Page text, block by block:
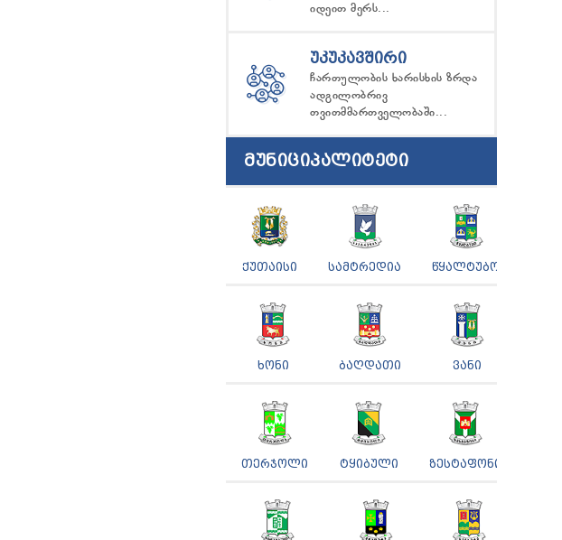
იდეით მერს...
ᲣᲙᲣᲙᲐᲕᲨᲘᲠᲘ
ჩართულობის ხარისხის ზრდა
ადგილობრივ
თვითმმართველობაში...
ᲛᲣᲜᲘᲪᲘᲞᲐᲚᲘᲢᲔᲢᲘ
ᲥᲣᲗᲐᲘᲡᲘ ᲡᲐᲛᲢᲠᲔᲓᲘᲐ ᲬᲧᲐᲚᲢᲣᲑᲝ
ᲮᲝᲜᲘ ᲑᲐᲦᲓᲐᲗᲘ ᲕᲐᲜᲘ
ᲗᲔᲠᲯᲝᲚᲘ ᲢᲧᲘᲑᲣᲚᲘ ᲖᲔᲡᲢᲐᲤᲝᲜᲘ